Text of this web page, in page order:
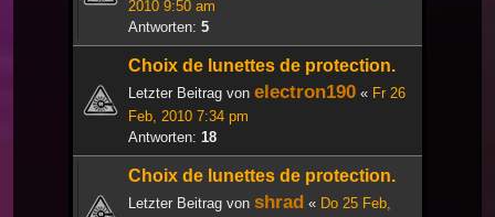
2010 9:50 am
Antworten: 5
Choix de lunettes de protection.
Letzter Beitrag von electron190 « Fr 26
Feb, 2010 7:34 pm
Antworten: 18
Choix de lunettes de protection.
Letzter Beitrag von shrad « Do 25 Feb,